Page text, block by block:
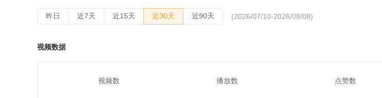
昨日 近7天 近15天 近30天 近90天 (2026/07/10-2026/08/08)
视频数据
视频数 播放数 点赞数